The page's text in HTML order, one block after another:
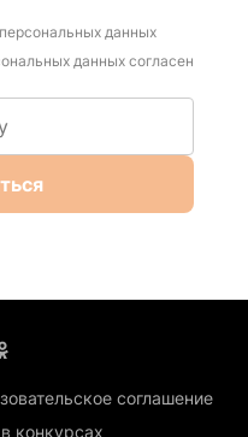
данных
данных согласен
соглашение
конкурсах